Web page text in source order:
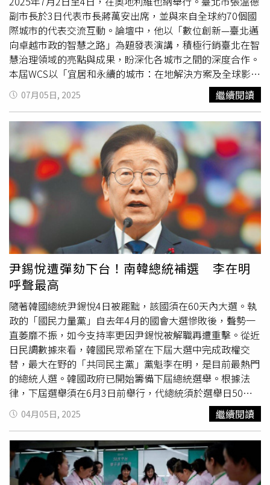
首爾市是唯一未落實大法院判決的地方政府。首爾市公車工
會委員長朴點坤直言，因市府與資方缺乏誠意，才不得不走
上罷工之路，罷工結束時間尚無法預期；資方表示，已提出
較其他地方政府更優渥的條件，對談判破裂感到遺憾，並將
鼓勵員工自發性出勤，以減輕市民不便。首爾市政府則宣
布，已針對地鐵尖峰時段加開班次，從上午7時至10時、下
班時段各延長1小時營運，並將深夜營運延至翌日凌晨2時，
此舉使全天共加開172班列車；25個行政區也安排免費接駁
公車，銜接主要地鐵站。首爾市長吳世勳在臉書發文表示，
對公車罷工導致市民通勤受阻感到「責任重大」，強調市府
將動員所有可用交通資源，確保市民日常不受影響。他並呼
籲勞資雙方持續對話，盼公車能儘速恢復正常營運。而公車
罷工效應也外溢至京畿道，當局指出，受影響的首爾公車路
線中有111條、約2,500輛行經城南、安養、河南、光明、
高陽等12個與首爾接壤地區，許多跨市通勤族被迫改搭地
鐵，導致部分車站明顯擁擠。所幸水原、龍仁、華城等地未
受明顯影響，由京畿道公車業者營運的首爾往返廣域巴士仍
維持正常行駛。京畿道政府也已實施尖峰加班、加密班次、
整合計程車與社區巴士等替代運輸方案，並透過App、站牌
資訊及災難簡訊即時向民眾公告罷工與替代交通資訊。
副市長於3日代表市長蔣萬安出席，並與來自全球約70個國
際城市的代表交流互動。論壇中，他以「數位創新—臺北邁
向卓越市政的智慧之路」為題發表演講，積極行銷臺北在智
慧治理領域的亮點與成果，盼深化各城市之間的深度合作。
本屆WCS以「宜居和永續的城市：在地解決方案及全球影響
為主題，設有五個子題市長論壇。張溫德於「可靠且有效的
市政服務」場次發表演說，分享臺北市如何透過數位科技打
造跨世代的智慧服務體系。他進一步以「鮮奶週報」、「都
會通」及「減碳存摺」三項政策為例，展現臺北市推動智慧
服務、致力落實宜居與永續理念的具體實踐。在論壇現場，
張溫德亦與維也納市長Michael Ludwig、新加坡西南區市長
劉燕玲、倫敦副市長Tom Copley、首爾市長 吳世勳、福岡
市長高島宗一郎、吉隆坡市長暨前聯合國人居署執行主任
Maimunah Mohd Sharif 等多位友好城市首長、代表進行交
流與對談，並邀請他們來訪臺北，透過國際城市互動連結，
讓臺北走進世界。此外，主辦城市維也納此次安排與會代表
參訪多處代表性的社會住宅與都市更新場域，包括知名的阿
斯佩恩湖城（Seestadt Aspern）。張溫德參訪後接受奧地
利媒體訪問，表示對維也納將住宅視為社會基本權利的政策
理念深感啟發，也期待將維也納的整合式住宅與都更政策經
驗帶回臺北，借鏡並強化臺北的住宅政策規劃與執行，致力
打造更宜居、公平與永續的城市生活環境。
07月05日, 2025 繼續閱讀
尹錫悅遭彈劾下台！南韓總統補選 李在明
呼聲最高
隨著韓國總統尹錫悅4日被罷黜，該國須在60天內大選。執
政的「國民力量黨」自去年4月的國會大選慘敗後，聲勢一
直萎靡不振，如今支持率更因尹錫悅被解職再遭重擊。從近
日民調數據來看，韓國民眾希望在下屆大選中完成政權交
替，最大在野的「共同民主黨」黨魁李在明，是目前最熱門
的總統人選。韓國政府已開始籌備下屆總統選舉。根據法
律，下屆選舉須在6月3日前舉行，代總統須於選舉日50天
前公布總統選舉日期。因此，選舉日期預計在本月14日前揭
曉，有消息稱，8日將確認。3日發布的一項民調結果顯示，
51％受訪者希望實現政權更替，支持國民力量黨繼續執政的
受訪者僅33％。共同民主黨支持率為37％，略高於國民力
量的33％。韓國蓋洛普4日發表民調，在下屆總統熱門人選
中，李在明以絕對優勢領先，支持率達34％，受僱勞動部長
04月05日, 2025 繼續閱讀